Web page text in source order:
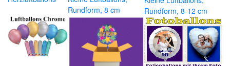
Rundform, 8 cm
Rundform, 8-12 cm